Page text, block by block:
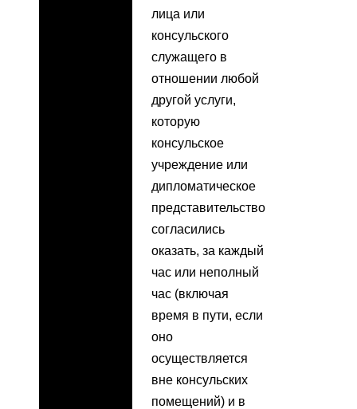
лица или
консульского
служащего в
отношении любой
другой услуги,
которую
консульское
учреждение или
дипломатическое
представительство
согласились
оказать, за каждый
час или неполный
час (включая
время в пути, если
оно
осуществляется
вне консульских
помещений) и в